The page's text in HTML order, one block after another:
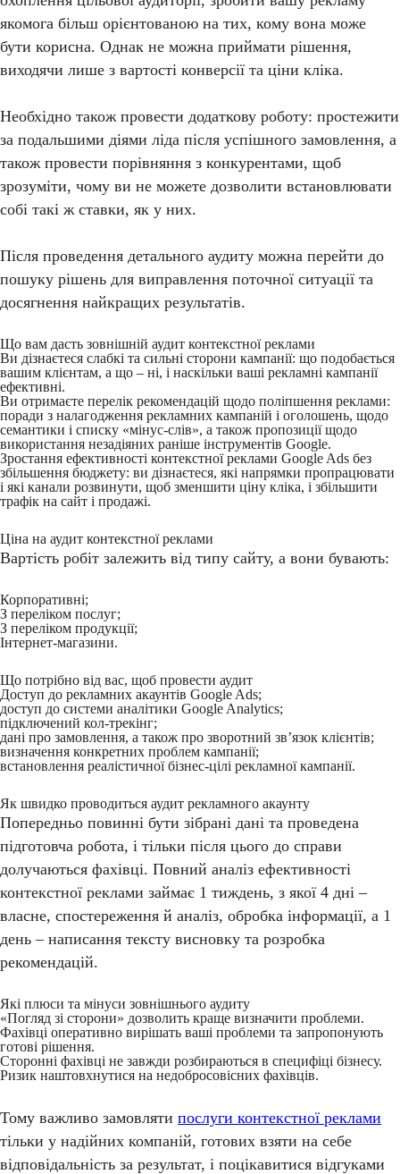
якомога більш орієнтованою на тих, кому вона може
бути корисна. Однак не можна приймати рішення,
виходячи лише з вартості конверсії та ціни кліка.
Необхідно також провести додаткову роботу: простежити
за подальшими діями ліда після успішного замовлення, а
також провести порівняння з конкурентами, щоб
зрозуміти, чому ви не можете дозволити встановлювати
собі такі ж ставки, як у них.
Після проведення детального аудиту можна перейти до
пошуку рішень для виправлення поточної ситуації та
досягнення найкращих результатів.
Що вам дасть зовнішній аудит контекстної реклами
Ви дізнаєтеся слабкі та сильні сторони кампанії: що подобається
вашим клієнтам, а що – ні, і наскільки ваші рекламні кампанії
ефективні.
Ви отримаєте перелік рекомендацій щодо поліпшення реклами:
поради з налагодження рекламних кампаній і оголошень, щодо
семантики і списку «мінус-слів», а також пропозиції щодо
використання незадіяних раніше інструментів Google.
Зростання ефективності контекстної реклами Google Ads без
збільшення бюджету: ви дізнаєтеся, які напрямки пропрацювати
і які канали розвинути, щоб зменшити ціну кліка, і збільшити
трафік на сайт і продажі.
Ціна на аудит контекстної реклами
Вартість робіт залежить від типу сайту, а вони бувають:
Корпоративні;
З переліком послуг;
З переліком продукції;
Інтернет-магазини.
Що потрібно від вас, щоб провести аудит
Доступ до рекламних акаунтів Google Ads;
доступ до системи аналітики Google Analytics;
підключений кол-трекінг;
дані про замовлення, а також про зворотний зв’язок клієнтів;
визначення конкретних проблем кампанії;
встановлення реалістичної бізнес-цілі рекламної кампанії.
Як швидко проводиться аудит рекламного акаунту
Попередньо повинні бути зібрані дані та проведена
підготовча робота, і тільки після цього до справи
долучаються фахівці. Повний аналіз ефективності
контекстної реклами займає 1 тиждень, з якої 4 дні –
власне, спостереження й аналіз, обробка інформації, а 1
день – написання тексту висновку та розробка
рекомендацій.
Які плюси та мінуси зовнішнього аудиту
«Погляд зі сторони» дозволить краще визначити проблеми.
Фахівці оперативно вирішать ваші проблеми та запропонують
готові рішення.
Сторонні фахівці не завжди розбираються в специфіці бізнесу.
Ризик наштовхнутися на недобросовісних фахівців.
Тому важливо замовляти послуги контекстної реклами
тільки у надійних компаній, готових взяти на себе
відповідальність за результат, і поцікавитися відгуками